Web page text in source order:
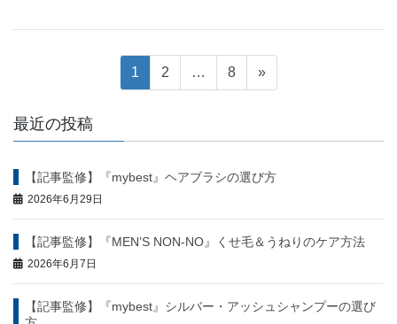
稿
ビ
ゲ
ー
シ
固
定
ー
1
固
定
ー
2 …
固
定
ー
8 »
最近の投稿
【記事監修】『mybest』ヘアブラシの選び方
2026年6月29日
【記事監修】『MEN’S NON-NO』くせ毛＆うねりのケア方法
2026年6月7日
【記事監修】『mybest』シルバー・アッシュシャンプーの選び